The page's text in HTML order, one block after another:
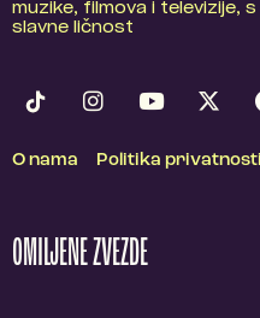
muzike, filmova i televizije,
slavne ličnost
O nama Politika privatnosti
OMILJENE ZVEZDE